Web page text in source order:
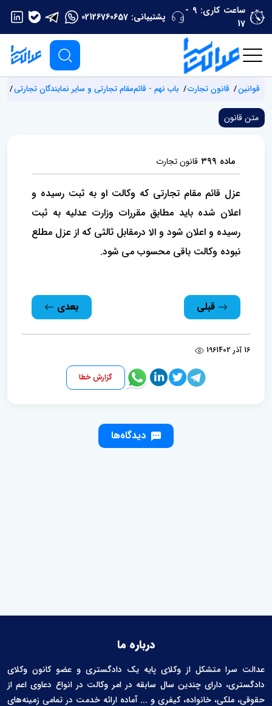
ساعت کاری: 9 -
17
پشتیبانی: 02126760657
قوانین قانون تجارت باب نهم - قائم‌مقام تجارتی و سایر نمایندگان تجارتی
متن قانون
‌ماده ۳۹۹ قانون تجارت
عزل قائم ‌مقام تجارتی که وکالت او به ثبت رسیده و
اعلان شده باید مطابق مقررات وزارت عدلیه به ثبت
رسیده و اعلان شود و الا در‌مقابل ثالثی که از عزل مطلع
نبوده وکالت باقی محسوب می شود.
قبلی بعدی
16 آذر 1402 196
گزارش خطا
دیدگاه‌ها
درباره ما
عدالت سرا متشکل از وکلای پایه یک دادگستری و عضو کانون وکلای
دادگستری، دارای چندین سال سابقه در امر وکالت در انواع دعاوی اعم از
حقوقی، ملکی، خانواده، کیفری و ... آماده ارائه خدمت در تمامی زمینه‌های